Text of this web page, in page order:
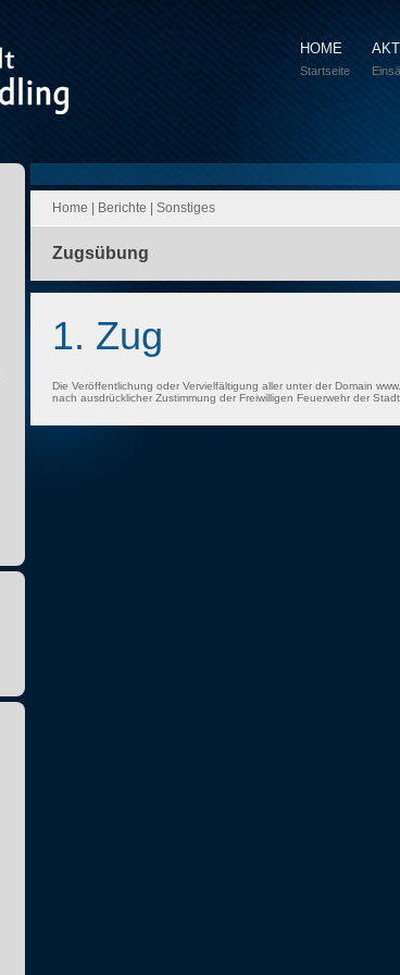
HOME
Startseite
Home Berichte Sonstiges
Zugsübung
1. Zug
Die Veröffentlichung oder Vervielfältigung aller unter der Domain
nach ausdrücklicher Zustimmung der Freiwilligen Feuerwehr der